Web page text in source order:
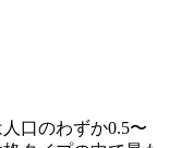
口のわずか0.5〜